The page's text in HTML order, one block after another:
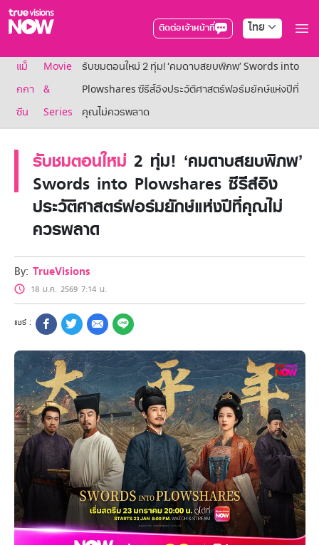
ติดต่อเจ้าหน้าที่ ไทย
True AF2026
แพ็กเกจ
NOW ENT
NOW SPORTS
NOW BUNDLES
แพ็กเกจทรูวิชันส์นาวทั้งหมด
เคเบิลและจานดาวเทียม
สิทธิพิเศษ
สิทธิพิเศษลูกค้าทรูวิชั่นส์
Showtime
HoReCa
หาร้านร่วมรายการ
FAQs
แม็
กกา
ซีน
Movie
&
Series
รับชมตอนใหม่ 2 ทุ่ม! ‘คมดาบสยบพิภพ’ Swords into
Plowshares ซีรีส์อิงประวัติศาสตร์ฟอร์มยักษ์แห่งปีที่
คุณไม่ควรพลาด
รับชมตอนใหม่ 2 ทุ่ม! ‘คมดาบสยบพิภพ’
Swords into Plowshares ซีรีส์อิง
ประวัติศาสตร์ฟอร์มยักษ์แห่งปีที่คุณไม่
ควรพลาด
By: TrueVisions
18 ม.ค. 2569 7:14 น.